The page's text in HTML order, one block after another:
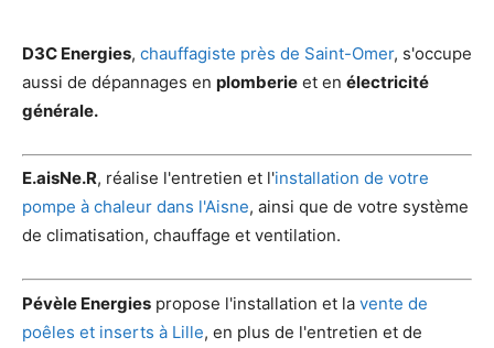
D3C Energies, chauffagiste près de Saint-Omer, s'occupe
aussi de dépannages en plomberie et en électricité
générale.
E.aisNe.R, réalise l'entretien et l'installation de votre
pompe à chaleur dans l'Aisne, ainsi que de votre système
de climatisation, chauffage et ventilation.
Pévèle Energies propose l'installation et la vente de
poêles et inserts à Lille, en plus de l'entretien et de